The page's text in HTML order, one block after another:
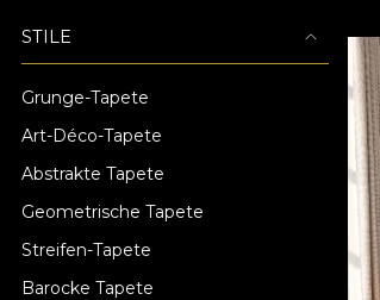
STILE
Grunge-Tapete
Art-Déco-Tapete
Abstrakte Tapete
Geometrische Tapete
Streifen-Tapete
Barocke Tapete